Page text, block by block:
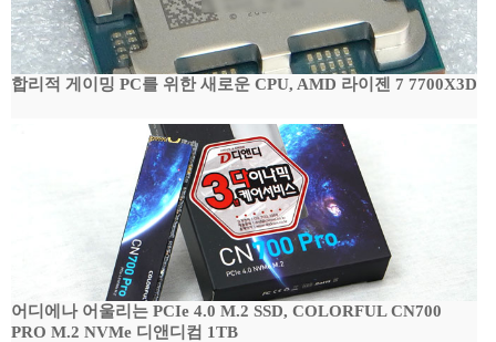
합리적 게이밍 PC를 위한 새로운 CPU, AMD 라이젠 7 7700X3D
어디에나 어울리는 PCIe 4.0 M.2 SSD, COLORFUL CN700
PRO M.2 NVMe 디앤디컴 1TB